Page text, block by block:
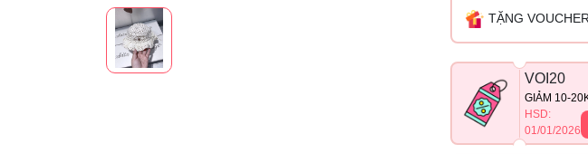
TẶNG
VOI20
GIẢM 10-
HSD:
01/01/2026